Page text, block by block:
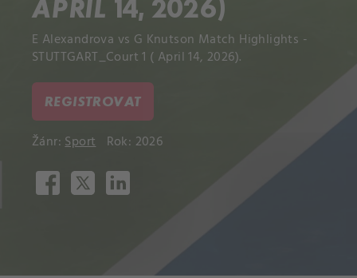
APRIL 14, 2026)
E Alexandrova vs G Knutson Match Highlights -
STUTTGART_Court 1 ( April 14, 2026).
REGISTROVAT
Žánr:Sport Rok: 2026